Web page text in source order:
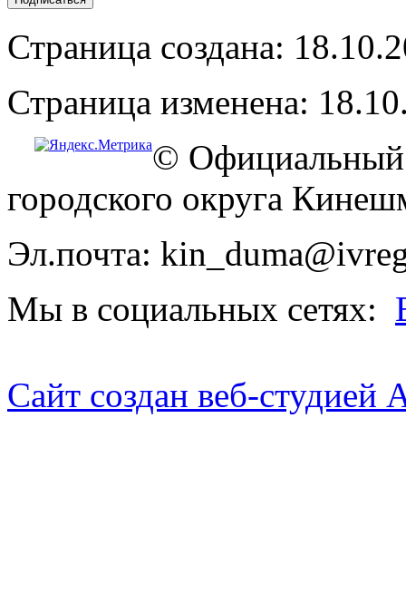
Страница создана:
Страница изменена:
© Официальный
городского округа
Эл.почта:
Мы в социальных сетях:
Сайт создан веб-студией